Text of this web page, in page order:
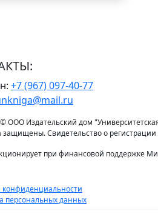
+7 (967) 097-40-77
ООО Издательский дом "Университетская
защищены. Свидетельство о
при финансовой поддержке
конфиденциальности
персональных данных